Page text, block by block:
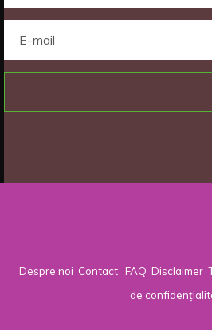
Despre noi Contact FAQ Disclaimer
de